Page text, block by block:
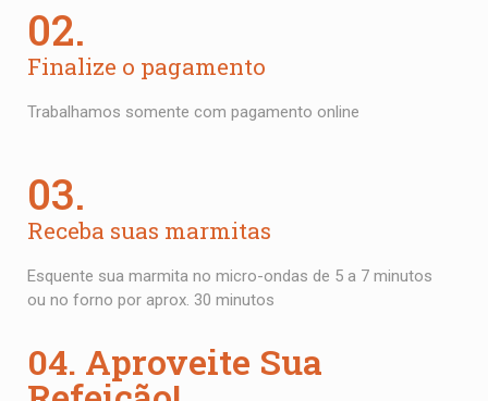
02.
Finalize o pagamento
Trabalhamos somente com pagamento online
03.
Receba suas marmitas
Esquente sua marmita no micro-ondas de 5 a 7 minutos
ou no forno por aprox. 30 minutos
04. Aproveite Sua